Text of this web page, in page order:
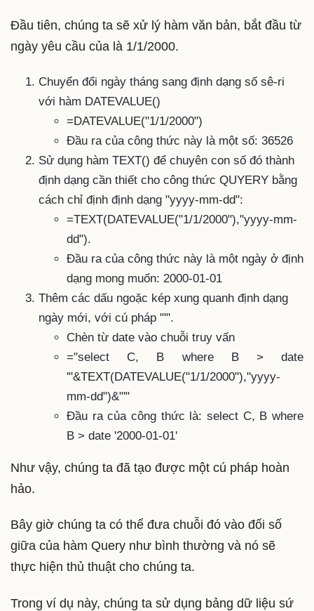
Đầu tiên, chúng ta sẽ xử lý hàm văn bản, bắt đầu từ
ngày yêu cầu của là 1/1/2000.
Chuyển đổi ngày tháng sang định dạng số sê-ri
với hàm DATEVALUE()
=DATEVALUE("1/1/2000")
Đầu ra của công thức này là một số: 36526
Sử dụng hàm TEXT() để chuyên con số đó thành
định dạng cần thiết cho công thức QUYERY bằng
cách chỉ định định dạng "yyyy-mm-dd":
=TEXT(DATEVALUE("1/1/2000"),"yyyy-mm-
dd").
Đầu ra của công thức này là một ngày ở định
dạng mong muốn: 2000-01-01
Thêm các dấu ngoặc kép xung quanh định dạng
ngày mới, với cú pháp "'".
Chèn từ date vào chuỗi truy vấn
="select C, B where B > date
'"&TEXT(DATEVALUE("1/1/2000"),"yyyy-
mm-dd")&"'"
Đầu ra của công thức là: select C, B where
B > date '2000-01-01'
Như vậy, chúng ta đã tạo được một cú pháp hoàn
hảo.
Bây giờ chúng ta có thể đưa chuỗi đó vào đối số
giữa của hàm Query như bình thường và nó sẽ
thực hiện thủ thuật cho chúng ta.
Trong ví dụ này, chúng ta sử dụng bảng dữ liệu sứ